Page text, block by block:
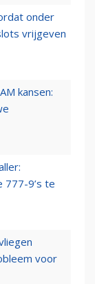
onder
vrijgeven
kansen:
9’s te
voor